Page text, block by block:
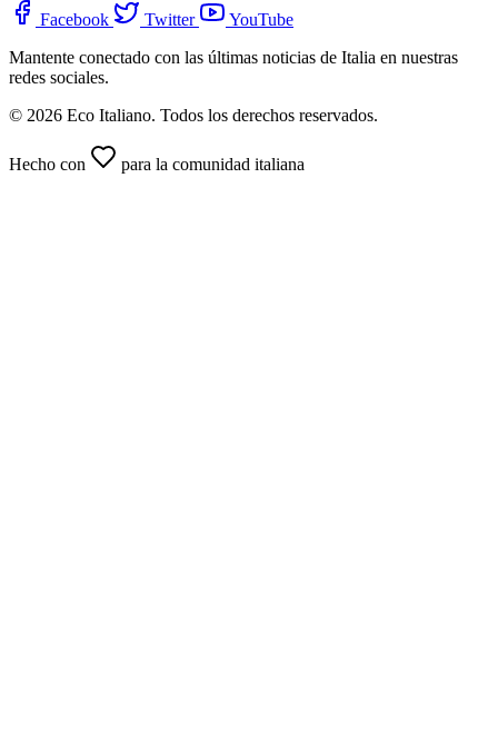
Facebook Twitter
YouTube
Mantente conectado con las últimas noticias de Italia en nuestras
redes sociales.
© 2026 Eco Italiano. Todos los derechos reservados.
Hecho con para la comunidad italiana